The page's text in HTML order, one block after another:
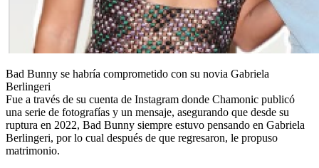
Bad Bunny se habría comprometido con su novia Gabriela
Berlingeri
Fue a través de su cuenta de Instagram donde Chamonic publicó
una serie de fotografías y un mensaje, asegurando que desde su
ruptura en 2022, Bad Bunny siempre estuvo pensando en Gabriela
Berlingeri, por lo cual después de que regresaron, le propuso
matrimonio.